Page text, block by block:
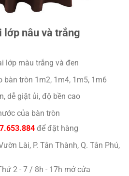
lớp nâu và trắng
lớp màu trắng và đen
bàn tròn 1m2, 1m4, 1m5, 1m6
dễ giặt ủi, độ bền cao
của bàn tròn
để đặt hàng
Lài, P. Tân Thành, Q. Tân Phú,
2 - 7 / 8h - 17h mở cửa